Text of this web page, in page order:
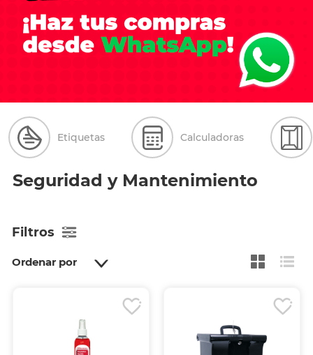
Etiquetas Calculadoras
Seguridad y Mantenimiento
Filtros
Ordenar por